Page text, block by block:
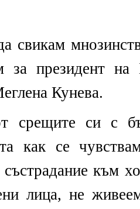
свикам
за президент на
Кунева.
срещите си с
как се
състрадание към
лица, не